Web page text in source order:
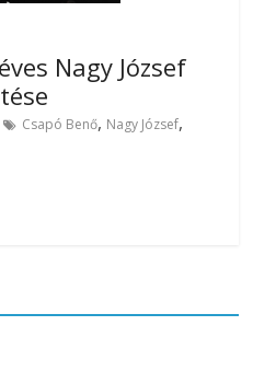
Nagy József
Csapó Benő, Nagy József,